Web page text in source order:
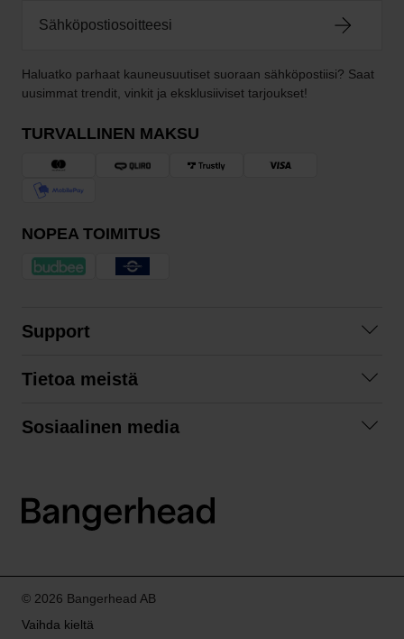
Haluatko parhaat kauneusuutiset suoraan sähköpostiisi? Saat
uusimmat trendit, vinkit ja eksklusiiviset tarjoukset!
TURVALLINEN MAKSU
NOPEA TOIMITUS
Support
Tilausehdot
Tietoa meistä
Sosiaalinen media
LinkedIn
© 2026 Bangerhead AB
Vaihda kieltä